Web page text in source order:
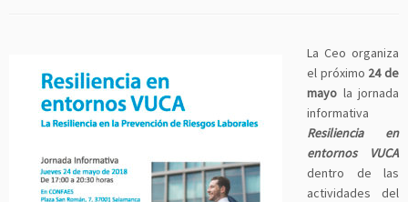
La Ceo organiza
el próximo 24 de
mayo la jornada
informativa
Resiliencia en
entornos VUCA
dentro de las
actividades del